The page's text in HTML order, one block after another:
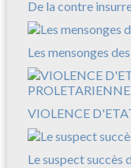
De la contre
Les mensonges
VIOLENCE
Le suspect succès